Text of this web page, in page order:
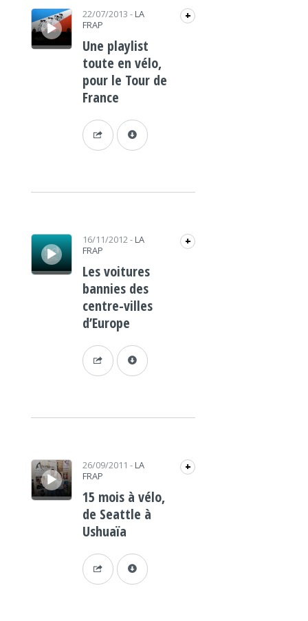
Lecteur audio 22/07/2013 - LA
FRAP
+
Une playlist
toute en vélo,
pour le Tour de
France
Lecteur audio 16/11/2012- LA
FRAP
+
Les voitures
bannies des
centre-villes
d’Europe
Lecteur audio 26/09/2011 - LA
FRAP
+
15 mois à vélo,
de Seattle à
Ushuaïa